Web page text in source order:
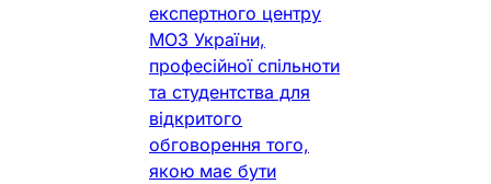
експертного центру
МОЗ України,
професійної спільноти
та студентства для
відкритого
обговорення того,
якою має бути